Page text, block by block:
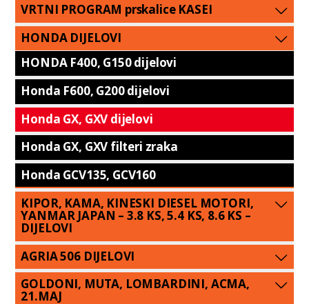
VRTNI PROGRAM prskalice KASEI
HONDA DIJELOVI
HONDA F400, G150 dijelovi
Honda F600, G200 dijelovi
Honda GX, GXV dijelovi
Honda GX, GXV filteri zraka
Honda GCV135, GCV160
KIPOR, KAMA, KINESKI DIESEL MOTORI,
YANMAR JAPAN – 3.8 KS, 5.4 KS, 8.6 KS –
DIJELOVI
AGRIA 506 DIJELOVI
GOLDONI, MUTA, LOMBARDINI, ACMA,
21.MAJ